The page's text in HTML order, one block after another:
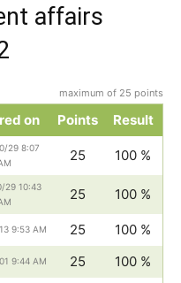
affairs
maximum of 25 points
on Points Result
29 8:07
25 100 %
29 10:43
25 100 %
9:53 AM 25
100 %
9:44 AM 25 100 %